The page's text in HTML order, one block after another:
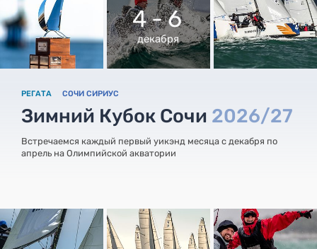
4 - 6
декабря
РЕГАТА СОЧИ СИРИУС
Зимний Кубок Сочи 2026/27
Встречаемся каждый первый уикэнд месяца с декабря по
апрель на Олимпийской акватории